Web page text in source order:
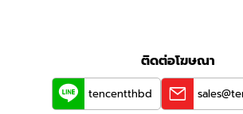
ติดต่อโฆษณา
tencentthbd